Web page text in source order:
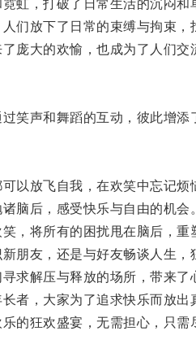
，打破了日常生活的沉闷和
放下了日常的束缚与拘束，
大的欢愉，也成为了人们交
声和舞蹈的互动，彼此增添
放飞自我，在欢笑中忘记烦
后，感受快乐与自由的机会。
将所有的困扰甩在脑后，重
友，还是与好友畅谈人生，
解压与释放的场所，带来了
，大家为了追求快乐而放出
狂欢盛宴，无需担心，只需